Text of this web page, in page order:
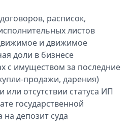
расписок,
листов
и движимое
доли в бизнесе
с имуществом за последние
продажи, дарения)
или отсутствии статуса ИП
государственной
депозит суда